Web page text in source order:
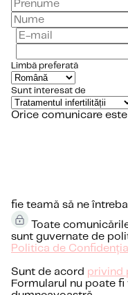
Limbă preferată
Sunt interesat de
Orice comunicare
fie teamă să ne
Toate
sunt guvernate de
Politica de
Sunt de acord privind
Formularul nu poate